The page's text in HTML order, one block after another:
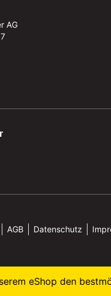
AG
AGB Datenschutz
AGeShop den